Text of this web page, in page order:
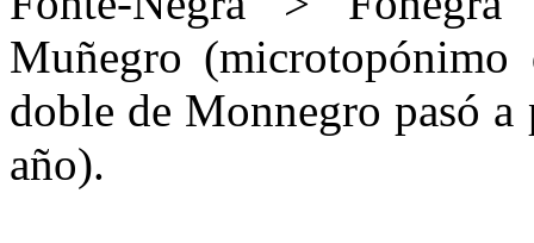
Muñegro
doble de Monnegro pasó a
año).